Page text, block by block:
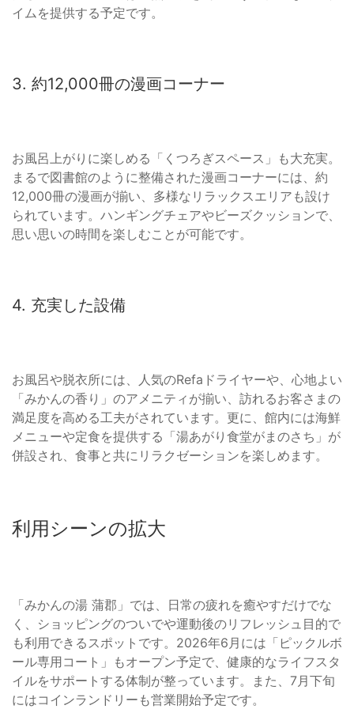
イムを提供する予定です。
3. 約12,000冊の漫画コーナー
お風呂上がりに楽しめる「くつろぎスペース」も大充実。
まるで図書館のように整備された漫画コーナーには、約
12,000冊の漫画が揃い、多様なリラックスエリアも設け
られています。ハンギングチェアやビーズクッションで、
思い思いの時間を楽しむことが可能です。
4. 充実した設備
お風呂や脱衣所には、人気のRefaドライヤーや、心地よい
「みかんの香り」のアメニティが揃い、訪れるお客さまの
満足度を高める工夫がされています。更に、館内には海鮮
メニューや定食を提供する「湯あがり食堂がまのさち」が
併設され、食事と共にリラクゼーションを楽しめます。
利用シーンの拡大
「みかんの湯 蒲郡」では、日常の疲れを癒やすだけでな
く、ショッピングのついでや運動後のリフレッシュ目的で
も利用できるスポットです。2026年6月には「ピックルボ
ール専用コート」もオープン予定で、健康的なライフスタ
イルをサポートする体制が整っています。また、7月下旬
にはコインランドリーも営業開始予定です。